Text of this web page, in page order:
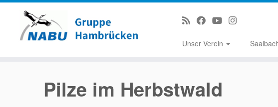
Unser Verein
Pilze im Herbstwald